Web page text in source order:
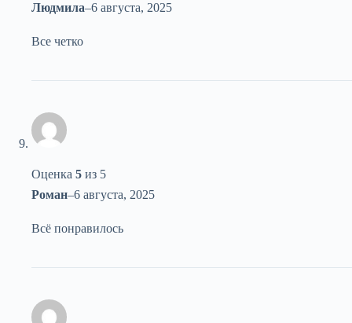
Людмила–6 августа, 2025
Все четко
Оценка 5 из 5
Роман–6 августа, 2025
Всё понравилось